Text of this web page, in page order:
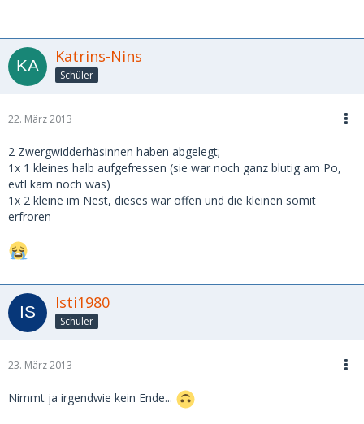
Katrins-Nins
Schüler
22. März 2013
2 Zwergwidderhäsinnen haben abgelegt;
1x 1 kleines halb aufgefressen (sie war noch ganz blutig am Po,
evtl kam noch was)
1x 2 kleine im Nest, dieses war offen und die kleinen somit
erfroren
Isti1980
Schüler
23. März 2013
Nimmt ja irgendwie kein Ende...